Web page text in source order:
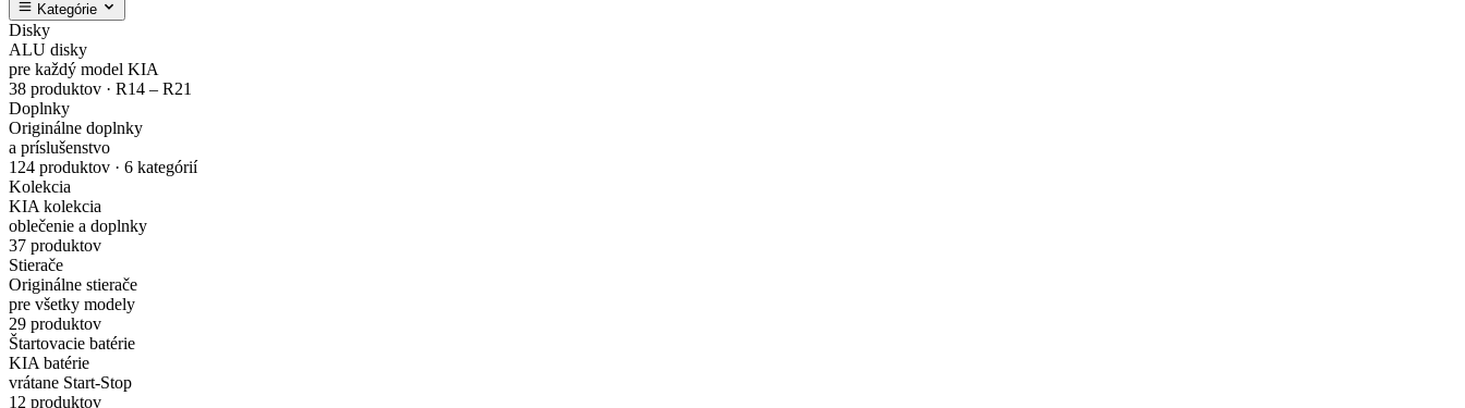
Kategórie
Zaregistruj
sa
a
nakupuj
originálne
príslušenstvo
za
výhodné
ceny
Kompletný
cenník
originálnych
náhradných
dielov
Zadajte
originálne
číslo
dielu
a
EV4
Zliatinový
disk
Gisa
Bicolour
7,5Jx19H2
/
5x114,3mm
/
ET52
MODE3
Nabíjacie
káble
pre
elektrické
a
PHEV
vozidlá
Mimoriadne
Sada
bezpečnostných
matíc
Dark
Chrome
Chráň
svoje
kolesá
s
istotou
Opravné
sady
laku
karosérie
v
širokej
škále
odtieňov
Ideálne
Disky
ALU disky
pre každý model KIA
38 produktov · R14 – R21
Doplnky
Originálne doplnky
a príslušenstvo
124 produktov · 6 kategórií
Kolekcia
KIA kolekcia
oblečenie a doplnky
37 produktov
Stierače
Originálne stierače
pre všetky modely
29 produktov
Štartovacie batérie
KIA batérie
vrátane Start-Stop
12 produktov